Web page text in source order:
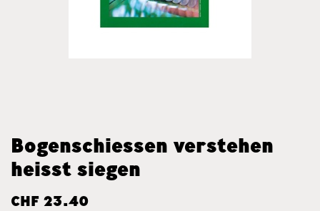
​Bogenschiessen verstehen
heisst siegen
CHF 23.40